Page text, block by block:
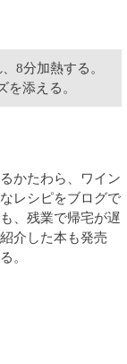
8分加熱する。
添える。
かたわら、ワイン
レシピをブログで
、残業で帰宅が遅
介した本も発売
。